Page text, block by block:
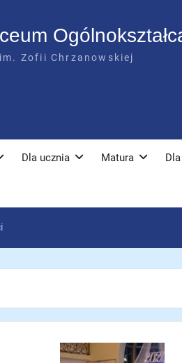
Zofii Chrzanowskiej
Dla ucznia Matura